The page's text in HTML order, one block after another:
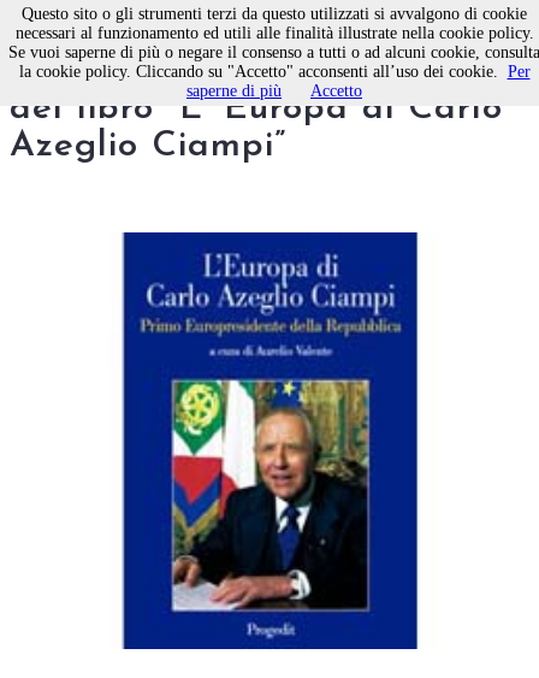
Domani a Bari presentazione
del libro “L' Europa di Carlo
Azeglio Ciampi”
Questo sito o gli strumenti terzi da questo utilizzati si avvalgono di cookie
necessari al funzionamento ed utili alle finalità illustrate nella cookie policy.
Se vuoi saperne di più o negare il consenso a tutti o ad alcuni cookie, consulta
la cookie policy. Cliccando su "Accetto" acconsenti all’uso dei cookie. Per
saperne di più
Accetto